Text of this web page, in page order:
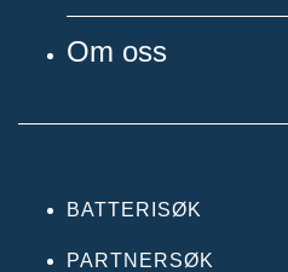
Om oss
BATTERISØK
PARTNERSØK